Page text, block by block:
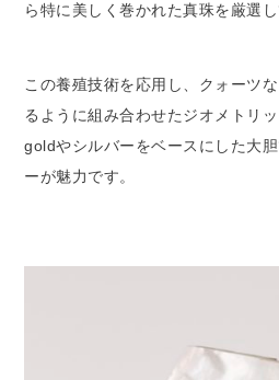
ら特に美しく巻かれた真珠を厳選
この養殖技術を応用し、クォーツ
るように組み合わせたジオメトリ
goldやシルバーをベースにした大
ーが魅力です。